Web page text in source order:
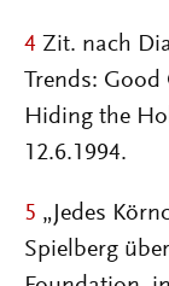
4 Zit. nach
Trends:
Hiding the
12.6.1994.
5 „Jedes
Spielberg